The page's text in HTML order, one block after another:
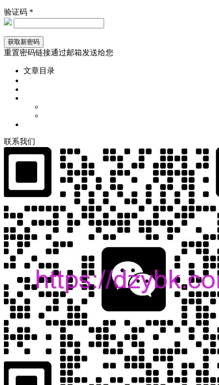
验证码 *
重置密码链接通过邮箱发送给您
文章目录
联系我们